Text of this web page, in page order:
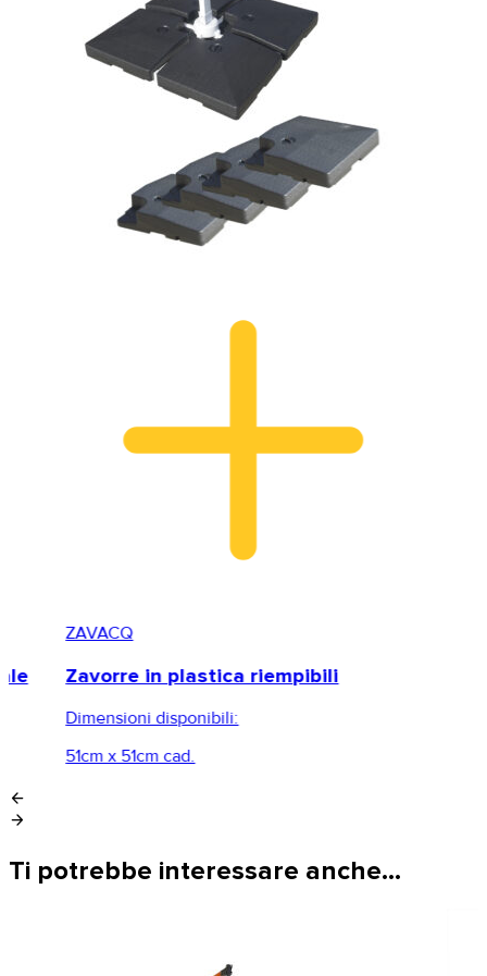
ZAVACQ
Zavorre in plastica riempibili
Dimensioni disponibili:
51cm x 51cm cad.
arrow_back
arrow_forward
Ti potrebbe interessare anche…